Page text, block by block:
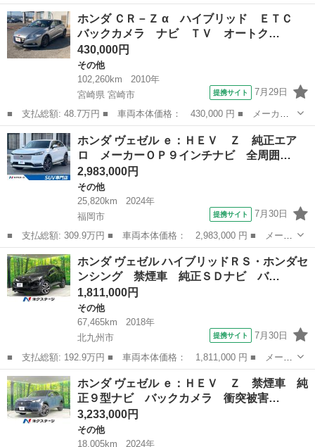
ー名： ホンダ ■ 車種名： ヴェゼル ■ グレード名： ｅＨＥ
Ｖ Ｚ 保証書／純正 ９インチ ＳＤナビ／衝突安全装置／シート
ヒーター／...
福岡 飯塚市 その他
ホンダ ＣＲ－Ｚ α ハイブリッド ＥＴＣ
バックカメラ ナビ ＴＶ オートク…
430,000円
その他
102,260km
2010年
宮崎県 宮崎市
提携サイト 7月29日
■ 支払総額: 48.7万円 ■ 車両本体価格： 430,000 円 ■ メーカー
名： ホンダ ■ 車種名： ＣＲ－Ｚ ■ グレード名： α ハイブリ
ッド ＥＴＣ バックカメラ ナビ ＴＶ オートクルーズコントロ
ール ＣＶ...
宮崎 宮崎市 その他
ホンダ ヴェゼル ｅ：ＨＥＶ Ｚ 純正エア
ロ メーカーＯＰ９インチナビ 全周囲…
2,983,000円
その他
25,820km
2024年
福岡市
提携サイト 7月30日
■ 支払総額: 309.9万円 ■ 車両本体価格： 2,983,000 円 ■ メーカ
ー名： ホンダ ■ 車種名： ヴェゼル ■ グレード名： ｅ：ＨＥ
Ｖ Ｚ 純正エアロ メーカーＯＰ９インチナビ 全周囲カメラ ワ
イヤレス...
福岡 福岡市 その他
ホンダ ヴェゼル ハイブリッドＲＳ・ホンダセ
ンシング 禁煙車 純正ＳＤナビ バ…
1,811,000円
その他
67,465km
2018年
北九州市
提携サイト 7月30日
■ 支払総額: 192.9万円 ■ 車両本体価格： 1,811,000 円 ■ メーカ
ー名： ホンダ ■ 車種名： ヴェゼル ■ グレード名： ハイブリ
ッドＲＳ・ホンダセンシング 禁煙車 純正ＳＤナビ バックカメ
ラ 衝突被...
福岡 北九州市 その他
ホンダ ヴェゼル ｅ：ＨＥＶ Ｚ 禁煙車 純
正９型ナビ バックカメラ 衝突被害…
3,233,000円
その他
18,005km
2024年